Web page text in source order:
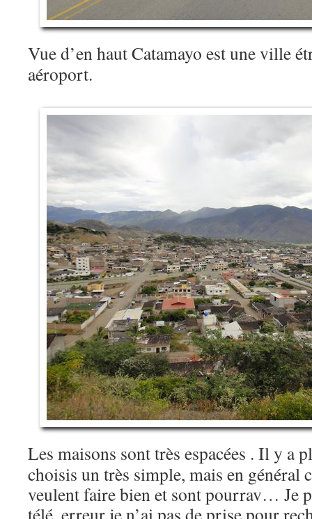
Vue d’en haut Catamayo est une ville
aéroport.
Les maisons sont très espacées . Il y a
choisis un très simple, mais en général
veulent faire bien et sont pourrav… Je
télé, erreur je n’ai pas de prise pour